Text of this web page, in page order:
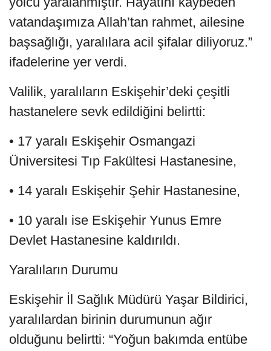
vatandaşımıza Allah’tan rahmet, ailesine
başsağlığı, yaralılara acil şifalar diliyoruz.”
ifadelerine yer verdi.
Valilik, yaralıların Eskişehir’deki çeşitli
hastanelere sevk edildiğini belirtti:
• 17 yaralı Eskişehir Osmangazi
Üniversitesi Tıp Fakültesi Hastanesine,
• 14 yaralı Eskişehir Şehir Hastanesine,
• 10 yaralı ise Eskişehir Yunus Emre
Devlet Hastanesine kaldırıldı.
Yaralıların Durumu
Eskişehir İl Sağlık Müdürü Yaşar Bildirici,
yaralılardan birinin durumunun ağır
olduğunu belirtti: “Yoğun bakımda entübe